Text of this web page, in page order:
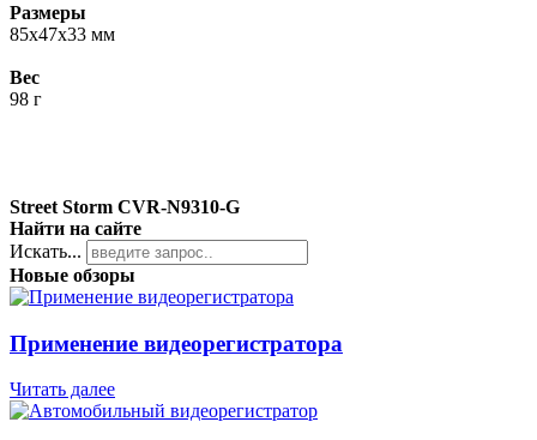
Размеры
85x47x33 мм
Вес
98 г
Street Storm CVR-N9310-G
Найти на сайте
Искать...
Новые обзоры
Применение видеорегистратора
Читать далее